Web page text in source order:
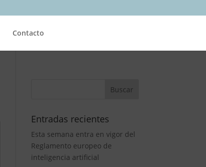
Contacto
Entradas recientes
Esta semana entra en vigor del
Reglamento europeo de
inteligencia artificial